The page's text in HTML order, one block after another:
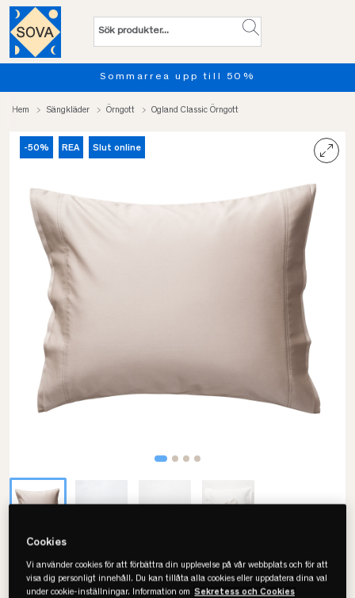
Sommarrea upp till 50%
Hem Sängkläder Örngott Ogland Classic Örngott
-50% REA Slut online
Ogland
Classic Örngott
Cookies
Vi använder cookies för att förbättra din upplevelse på vår webbplats och för att
visa dig personligt innehåll. Du kan tillåta alla cookies eller uppdatera dina val
under cookie-inställningar. Information om Sekretess och Cookies